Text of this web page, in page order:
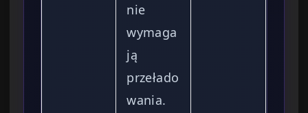
nie
wymaga
ją
przełado
wania.